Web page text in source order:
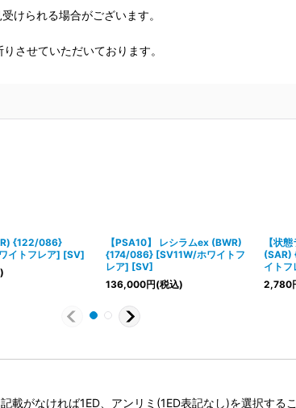
けられる場合がございます。
させていただいております。
{122/086}
イトフレア] [SV]
【PSA10】 レシラムex (BWR)
{174/086} [SV11W/ホワイトフ
レア] [SV]
136,000円(税込)
【状
(SAR)
イト
2,780
がなければ1ED、アンリミ(1ED表記なし)を選択するこ